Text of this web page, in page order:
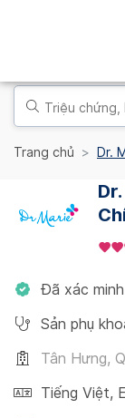
Trang chủ Dr.
Đã xác minh
Sản phụ
Tân Hưng,
Tiếng Việt,